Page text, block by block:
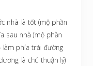
là tốt (mộ phần
sau nhà (mộ phần
làm phía trái đường
là chủ thuận lý)